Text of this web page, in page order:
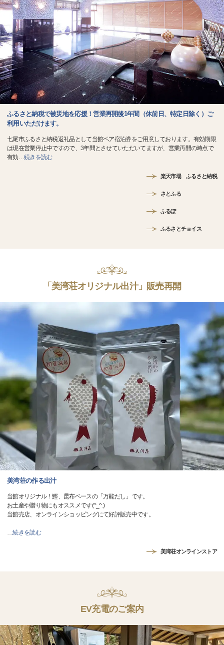
ふるさと納税で被災地を応援！営業再開後1年間（休前日、特定日除く）ご
利用いただけます。
七尾市ふるさと納税返礼品として当館ペア宿泊券をご用意しております。有効期限
は現在営業停止中ですので、3年間とさせていただいてますが、営業再開の時点で
有効…続きを読む
楽天市場 ふるさと納税
さとふる
ふるぽ
ふるさとチョイス
「美湾荘オリジナル出汁」販売再開
美湾荘の作る出汁
当館オリジナル！鰹、昆布ベースの「万能だし」です。
お土産や贈り物にもオススメです(^_^.)
当館売店、オンラインショッピングにて好評販売中です。
…続きを読む
美湾荘オンラインストア
EV充電のご案内